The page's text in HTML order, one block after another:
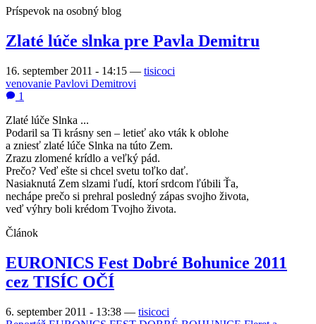
Príspevok na osobný blog
Zlaté lúče slnka pre Pavla Demitru
16. september 2011 - 14:15 — tisicoci
venovanie Pavlovi Demitrovi
1
Zlaté lúče Slnka ...
Podaril sa Ti krásny sen – letieť ako vták k oblohe
a zniesť zlaté lúče Slnka na túto Zem.
Zrazu zlomené krídlo a veľký pád.
Prečo? Veď ešte si chcel svetu toľko dať.
Nasiaknutá Zem slzami ľudí, ktorí srdcom ľúbili Ťa,
nechápe prečo si prehral posledný zápas svojho života,
veď výhry boli krédom Tvojho života.
Článok
EURONICS Fest Dobré Bohunice 2011
cez TISÍC OČÍ
6. september 2011 - 13:38 — tisicoci